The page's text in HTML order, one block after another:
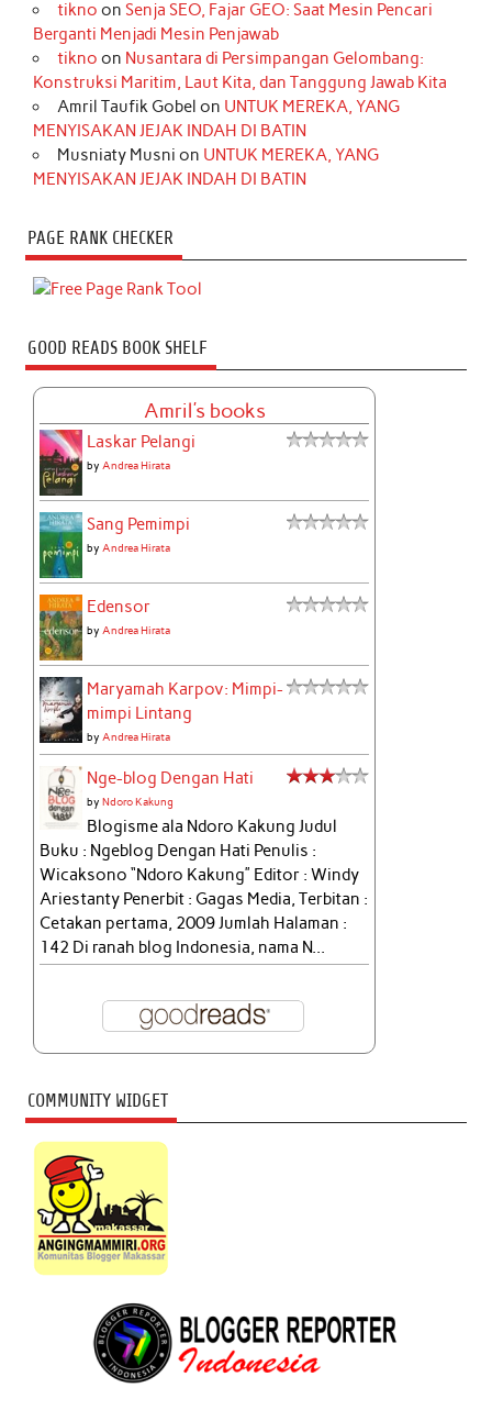
tikno on Senja SEO, Fajar GEO: Saat Mesin Pencari
Berganti Menjadi Mesin Penjawab
tikno on Nusantara di Persimpangan Gelombang:
Konstruksi Maritim, Laut Kita, dan Tanggung Jawab Kita
Amril Taufik Gobel on UNTUK MEREKA, YANG
MENYISAKAN JEJAK INDAH DI BATIN
Musniaty Musni on UNTUK MEREKA, YANG
MENYISAKAN JEJAK INDAH DI BATIN
PAGE RANK CHECKER
GOOD READS BOOK SHELF
Amril's books
Laskar Pelangi
byAndrea Hirata
Sang Pemimpi
byAndrea Hirata
Edensor
byAndrea Hirata
Maryamah Karpov: Mimpi-
mimpi Lintang
byAndrea Hirata
Nge-blog Dengan Hati
byNdoro Kakung
Blogisme ala Ndoro Kakung Judul
Buku : Ngeblog Dengan Hati Penulis :
Wicaksono “Ndoro Kakung” Editor : Windy
Ariestanty Penerbit : Gagas Media, Terbitan :
Cetakan pertama, 2009 Jumlah Halaman :
142 Di ranah blog Indonesia, nama N...
COMMUNITY WIDGET